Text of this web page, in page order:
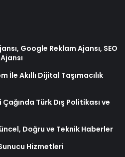
Google Reklam Ajansı, SEO
İle Akıllı Dijital Taşımacılık
Türk Dış Politikası ve
Doğru ve Teknik Haberler
Hizmetleri